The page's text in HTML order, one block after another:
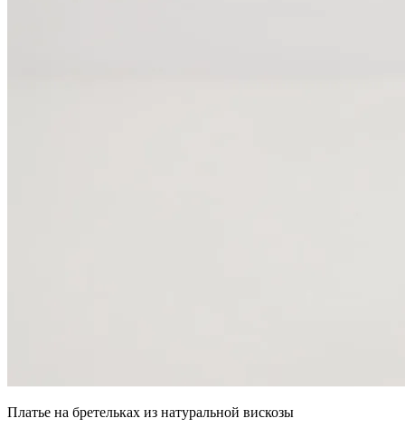
Платье на бретельках из натуральной вискозы